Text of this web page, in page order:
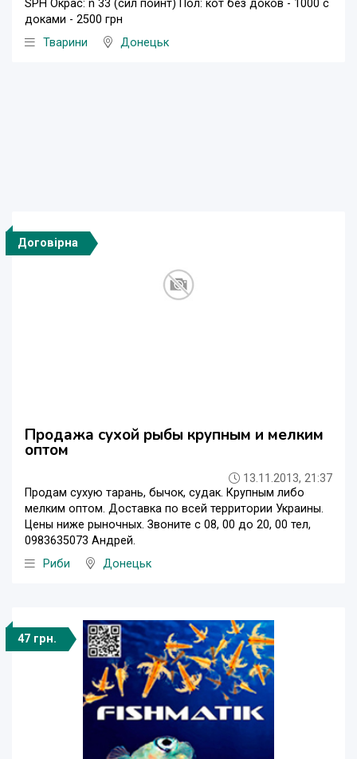
SPH Окрас: n 33 (сил пойнт) Пол: кот без доков - 1000 с
доками - 2500 грн
Тварини
Донецьк
Договірна
Продажа сухой рыбы крупным и мелким
оптом
13.11.2013, 21:37
Продам сухую тарань, бычок, судак. Крупным либо
мелким оптом. Доставка по всей территории Украины.
Цены ниже рыночных. Звоните с 08, 00 до 20, 00 тел,
0983635073 Андрей.
Риби
Донецьк
47 грн.